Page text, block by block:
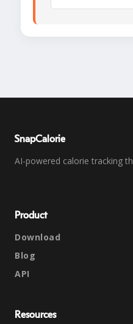
SnapCalorie
AI-powered calorie tracking
Product
Download
Blog
API
Resources